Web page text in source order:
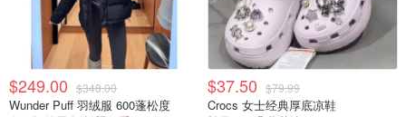
这个地方有更多种类的可持续产品，比如这个以冲浪者为灵
感的艺术品系列、布帽和不锈钢水瓶：
$249.00 $348.00
Wunder Puff 羽绒服 600蓬松度
$37.50 $79.99
Crocs 女士经典厚底凉鞋